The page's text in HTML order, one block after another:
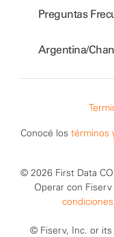
Preguntas
Argentina/
Conocé los términos
© 2026 First Data
Operar con
condiciones
© Fiserv, Inc. or